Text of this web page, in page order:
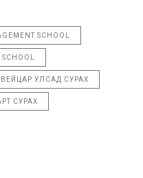
SCHOOL
УЛСАД СУРАХ
СУРАХ